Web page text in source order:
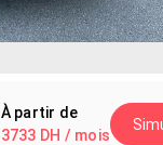
À partir de
3733 DH / mois